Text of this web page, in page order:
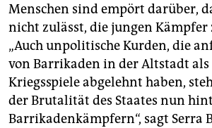
Menschen sind empört darüber,
nicht zulässt, die jungen Kämpfer
„Auch unpolitische Kurden, die
von Barrikaden in der Altstadt
Kriegsspiele abgelehnt haben,
der Brutalität des Staates nun
Barrikadenkämpfern“, sagt Serra